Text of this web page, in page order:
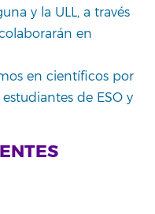
y la ULL, a través
en
en científicos por
de ESO y